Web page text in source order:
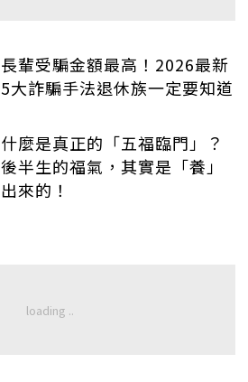
長輩受騙金額最高！2026最新
5大詐騙手法退休族一定要知道
什麼是真正的「五福臨門」？
後半生的福氣，其實是「養」
出來的！